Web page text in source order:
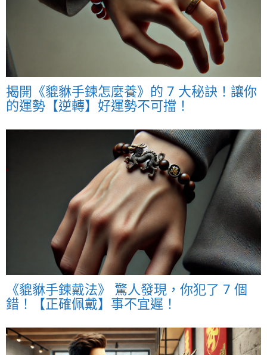
揭開《貔貅手鍊怎麼養》的 7 大秘訣！讓你
的運勢【逆轉】好運勢不可擋！
《貔貅手鍊戴法》 驚人發現，你犯了 7 個
錯！【正確佩戴】事不宜遲！